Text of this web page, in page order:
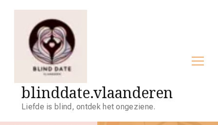
blinddate.vlaanderen
Liefde is blind, ontdek het ongeziene.